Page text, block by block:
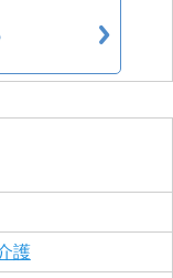
護